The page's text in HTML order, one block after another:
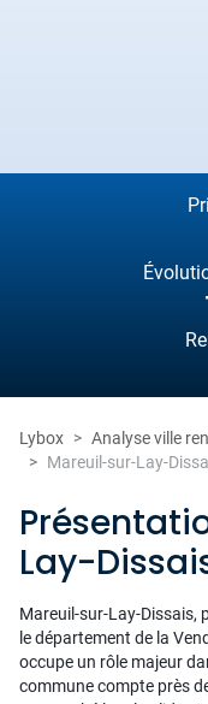
Lybox Analyse ville
Mareuil-sur-Lay-
Lay-
Mareuil-sur-Lay-Dissais,
le département de la
occupe un rôle majeur
commune compte près